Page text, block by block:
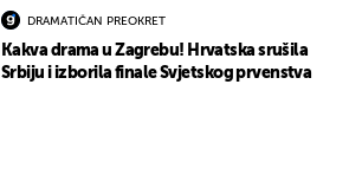
DRAMATIČAN PREOKRET
Kakva drama u Zagrebu! Hrvatska srušila
Srbiju i izborila finale Svjetskog prvenstva